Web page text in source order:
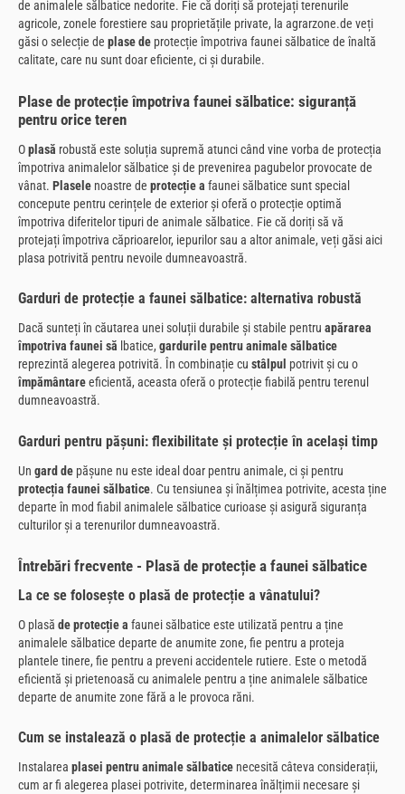
de animalele sălbatice nedorite. Fie că doriți să protejați terenurile
agricole, zonele forestiere sau proprietățile private, la agrarzone.de veți
găsi o selecție de plase de protecție împotriva faunei sălbatice de înaltă
calitate, care nu sunt doar eficiente, ci și durabile.
Plase de protecție împotriva faunei sălbatice: siguranță
pentru orice teren
Oplasă robustă este soluția supremă atunci când vine vorba de protecția
împotriva animalelor sălbatice și de prevenirea pagubelor provocate de
vânat. Plasele noastre de protecție a faunei sălbatice sunt special
concepute pentru cerințele de exterior și oferă o protecție optimă
împotriva diferitelor tipuri de animale sălbatice. Fie că doriți să vă
protejați împotriva căprioarelor, iepurilor sau a altor animale, veți găsi aici
plasa potrivită pentru nevoile dumneavoastră.
Garduri de protecție a faunei sălbatice: alternativa robustă
Dacă sunteți în căutarea unei soluții durabile și stabile pentru apărarea
împotriva faunei să lbatice, gardurile pentru animale sălbatice
reprezintă alegerea potrivită. În combinație cu stâlpul potrivit și cu o
împământareeficientă, aceasta oferă o protecție fiabilă pentru terenul
dumneavoastră.
Garduri pentru pășuni: flexibilitate și protecție în același timp
Un gard de pășune nu este ideal doar pentru animale, ci și pentru
protecția faunei sălbatice. Cu tensiunea și înălțimea potrivite, acesta ține
departe în mod fiabil animalele sălbatice curioase și asigură siguranța
culturilor și a terenurilor dumneavoastră.
Întrebări frecvente - Plasă de protecție a faunei sălbatice
La ce se folosește o plasă de protecție a vânatului?
O plasă de protecție a faunei sălbatice este utilizată pentru a ține
animalele sălbatice departe de anumite zone, fie pentru a proteja
plantele tinere, fie pentru a preveni accidentele rutiere. Este o metodă
eficientă și prietenoasă cu animalele pentru a ține animalele sălbatice
departe de anumite zone fără a le provoca răni.
Cum se instalează o plasă de protecție a animalelor sălbatice
Instalarea plasei pentru animale sălbatice necesită câteva considerații,
cum ar fi alegerea plasei potrivite, determinarea înălțimii necesare și